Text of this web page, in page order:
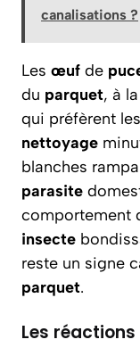
canalisations ?
Les œuf de
du parquet, à
qui préfèrent
nettoyage
blanches
parasite
comportement
insecte
reste un signe
parquet.
Les